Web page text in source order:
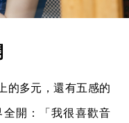
的多元，還有五感的
開：「我很喜歡音